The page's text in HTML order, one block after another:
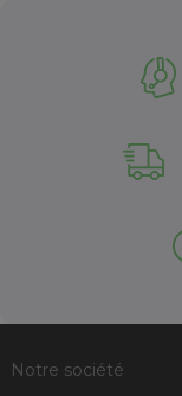
Notre société